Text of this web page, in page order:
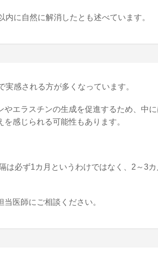
に自然に解消したとも述べています。
感される方が多くなっています。
エラスチンの生成を促進するため、中
感じられる可能性もあります。
は必ず1カ月というわけではなく、2～3
医師にご相談ください。